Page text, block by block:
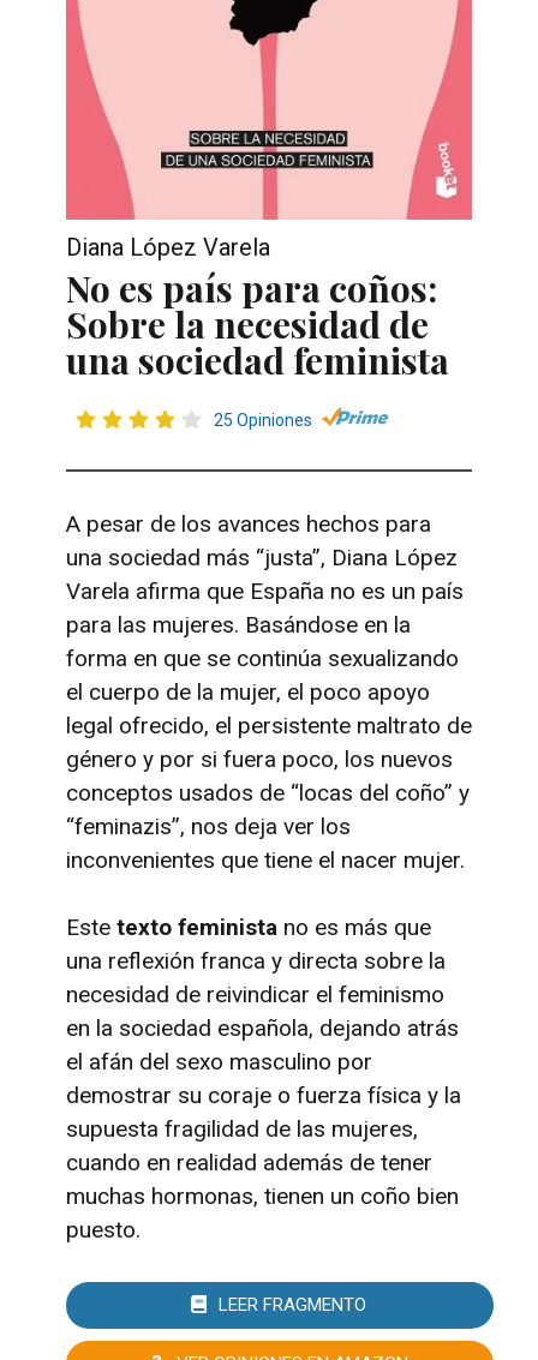
Diana López Varela
No es país para coños:
Sobre la necesidad de
una sociedad feminista
25 Opiniones
A pesar de los avances hechos para
una sociedad más “justa”, Diana López
Varela afirma que España no es un país
para las mujeres. Basándose en la
forma en que se continúa sexualizando
el cuerpo de la mujer, el poco apoyo
legal ofrecido, el persistente maltrato de
género y por si fuera poco, los nuevos
conceptos usados de “locas del coño” y
“feminazis”, nos deja ver los
inconvenientes que tiene el nacer mujer.
Este texto feminista no es más que
una reflexión franca y directa sobre la
necesidad de reivindicar el feminismo
en la sociedad española, dejando atrás
el afán del sexo masculino por
demostrar su coraje o fuerza física y la
supuesta fragilidad de las mujeres,
cuando en realidad además de tener
muchas hormonas, tienen un coño bien
puesto.
LEER FRAGMENTO